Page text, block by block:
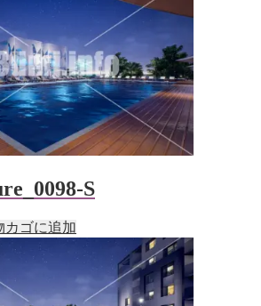
S
カゴに追加